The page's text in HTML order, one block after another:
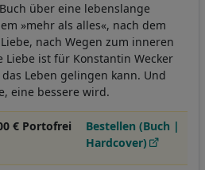
über eine lebenslange
»mehr als alles«, nach dem
nach Wegen zum inneren
Liebe ist für Konstantin Wecker
Leben gelingen kann. Und
eine bessere wird.
€ Portofrei
Bestellen (Buch |
Hardcover)